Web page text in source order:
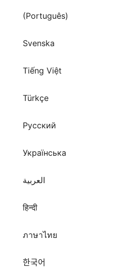
Svenska
Tiếng Việt
Türkçe
Русский
Українська
العربية
हिन्दी
ภาษาไทย
한국어
日本語